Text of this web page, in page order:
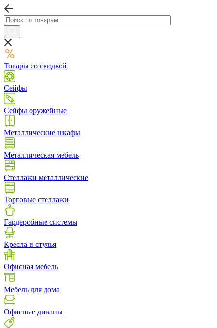
Товары со скидкой
Сейфы
Сейфы оружейные
Металлические шкафы
Металлическая мебель
Стеллажи металлические
Торговые стеллажи
Гардеробные системы
Кресла и стулья
Офисная мебель
Мебель для дома
Офисные диваны